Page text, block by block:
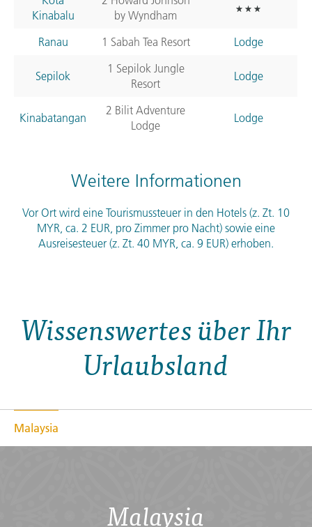
Kinabalu
by Wyndham
Ranau
1 Sabah Tea Resort Lodge
Sepilok
1 Sepilok Jungle
Resort
Lodge
Kinabatangan
2 Bilit Adventure
Lodge
Lodge
Weitere Informationen
Vor Ort wird eine Tourismussteuer in den Hotels (z. Zt. 10
MYR , ca. 2 EUR , pro Zimmer pro Nacht) sowie eine
Ausreisesteuer (z. Zt. 40 MYR , ca. 9 EUR) erhoben.
Wissenswertes über Ihr
Urlaubsland
Malaysia
Malaysia